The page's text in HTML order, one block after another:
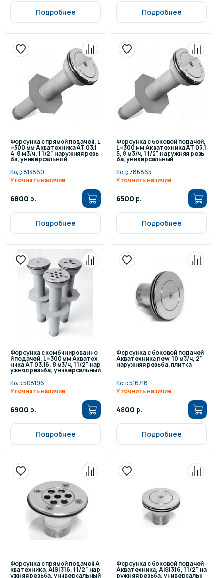
Подробнее Подробнее
Форсунка с прямой подачей, L
=300 мм Акватехника АТ 03.1
4, 8 м3/ч, 1 1/2" наружняя резь
ба, универсальный
Код:813860
Уточнить наличие
6800 р.
Подробнее
Форсунка с боковой подачей,
L=300 мм Акватехника АТ 03.1
5, 8 м3/ч, 1 1/2" наружняя резь
ба, универсальный
Код: 786865
Уточнить наличие
6500 р.
Подробнее
Форсунка с комбинированно
й подачей, L=300 мм Акватех
ника АТ 03.16, 8 м3/ч, 1 1/2" нар
ужняя резьба, универсальный
Код:508196
Уточнить наличие
6900 р.
Подробнее
Форсунка с боковой подачей
Акватехника new, 10 м3/ч, 2"
наружняя резьба, плитка
Код:516718
Уточнить наличие
4800 р.
Подробнее
Форсунка с прямой подачей А
кватехника, AISI 316, 1 1/2" нар
ужняя резьба, универсальный
Форсунка с боковой подачей
Акватехника, AISI 316, 1 1/2" на
ружняя резьба, универсальн